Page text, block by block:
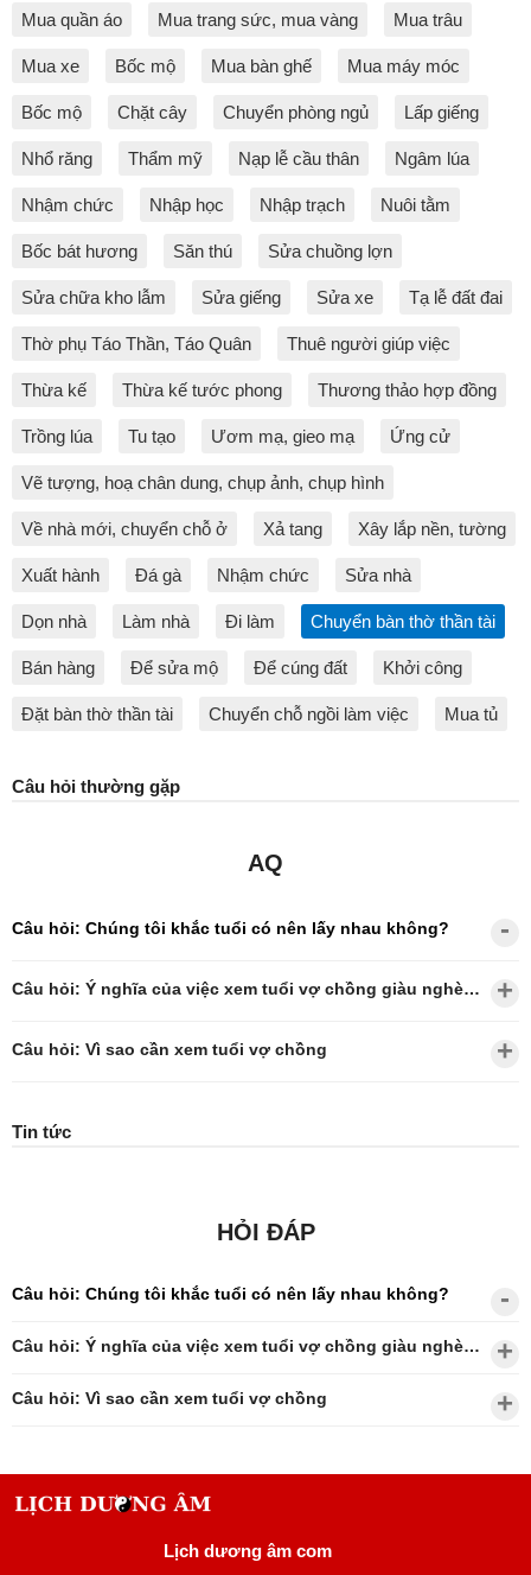
Mua quần áo Mua trang sức, mua vàng Mua trâu
Mua xe Bốc mộ Mua bàn ghế Mua máy móc
Bốc mộ Chặt cây Chuyển phòng ngủ Lấp giếng
Nhổ răng Thẩm mỹ Nạp lễ cầu thân Ngâm lúa
Nhậm chức Nhập học Nhập trạch Nuôi tằm
Bốc bát hương Săn thú Sửa chuồng lợn
Sửa chữa kho lẫm Sửa giếng Sửa xe Tạ lễ đất đai
Thờ phụ Táo Thần, Táo Quân Thuê người giúp việc
Thừa kế Thừa kế tước phong Thương thảo hợp đồng
Trồng lúa Tu tạo Ươm mạ, gieo mạ Ứng cử
Vẽ tượng, hoạ chân dung, chụp ảnh, chụp hình
Về nhà mới, chuyển chỗ ở Xả tang Xây lắp nền, tường
Xuất hành Đá gà Nhậm chức Sửa nhà
Dọn nhà Làm nhà Đi làm Chuyển bàn thờ thần tài
Bán hàng Để sửa mộ Để cúng đất Khởi công
Đặt bàn thờ thần tài Chuyển chỗ ngồi làm việc Mua tủ
Câu hỏi thường gặp
AQ
Câu hỏi: Chúng tôi khắc tuổi có nên lấy nhau không?
Câu hỏi: Ý nghĩa của việc xem tuổi vợ chồng giàu nghèo?
Câu hỏi: Vì sao cần xem tuổi vợ chồng
Tin tức
HỎI ĐÁP
Câu hỏi: Chúng tôi khắc tuổi có nên lấy nhau không?
Câu hỏi: Ý nghĩa của việc xem tuổi vợ chồng giàu nghèo?
Câu hỏi: Vì sao cần xem tuổi vợ chồng
Lịch dương âm com